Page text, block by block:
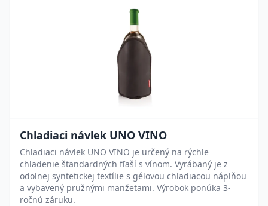
Chladiaci návlek UNO VINO
Chladiaci návlek UNO VINO je určený na rýchle
chladenie štandardných fľaší s vínom. Vyrábaný je z
odolnej syntetickej textílie s gélovou chladiacou náplňou
a vybavený pružnými manžetami. Výrobok ponúka 3-
ročnú záruku.